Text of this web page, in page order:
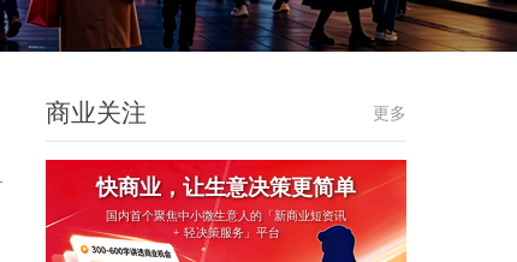
商业关注 更多
快商业，让生意决策更简单
国内首个聚焦中小微生意人的「新商业短资讯
+ 轻决策服务」平台